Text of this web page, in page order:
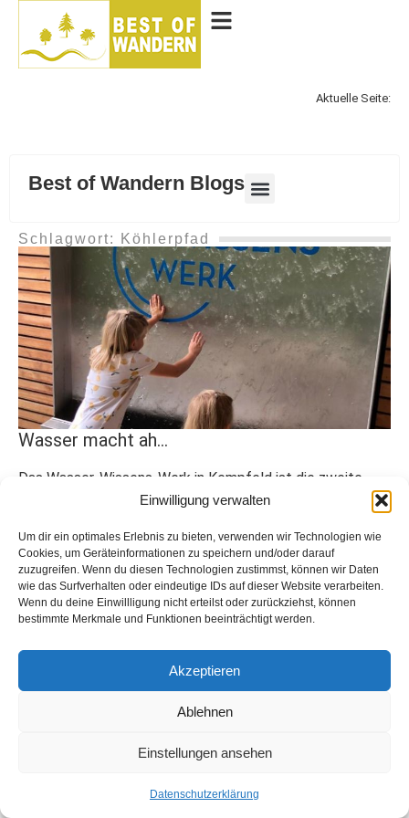
Einwilligung verwalten
Um dir ein optimales Erlebnis zu bieten, verwenden wir Technologien wie
Cookies, um Geräteinformationen zu speichern und/oder darauf
zuzugreifen. Wenn du diesen Technologien zustimmst, können wir Daten
wie das Surfverhalten oder eindeutige IDs auf dieser Website verarbeiten.
Wenn du deine Einwillligung nicht erteilst oder zurückziehst, können
bestimmte Merkmale und Funktionen beeinträchtigt werden.
Akzeptieren
Ablehnen
Einstellungen ansehen
Datenschutzerklärung
Aktuelle Seite:
Best of Wandern Blogs
Schlagwort: Köhlerpfad
Wasser macht ah…
29. Juli 2022
Das Wasser-Wissens-Werk in Kempfeld ist die zweite
Station an unserem Anreisetag. Hier kommen wir
Weiterlesen
© 2026 Best of Wandern
Impressum